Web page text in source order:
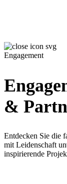
Engagement
&
Entdecken Sie die
mit Leidenschaft
inspirierende